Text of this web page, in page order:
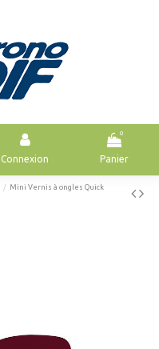
Connexion
0
Panier
Mini Vernis à ongles Quick